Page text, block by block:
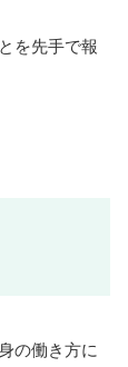
を先手で報
の働き方に